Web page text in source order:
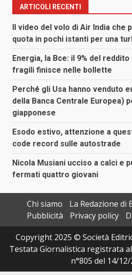
ARTICOLI RECENTI
Il video del volo di Air India che
quota in pochi istanti per una
Energia, la Bce: il 9% del
fragili finisce nelle bollette
Perché gli Usa hanno venduto
della Banca Centrale Europea)
giapponese
Esodo estivo, attenzione a
code record sulle autostrade
Nicola Musiani ucciso a calci e
fermati quattro giovani
Chi siamo
La Redazione di
Pubblicità
Privacy policy
Copyright 2025 © Società
Testata Giornalistica registrata
n°805 del 14/12/